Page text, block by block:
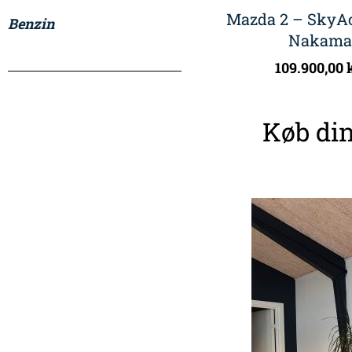
Benzin
Mazda 2 –
Nakama
109.900,00
Køb